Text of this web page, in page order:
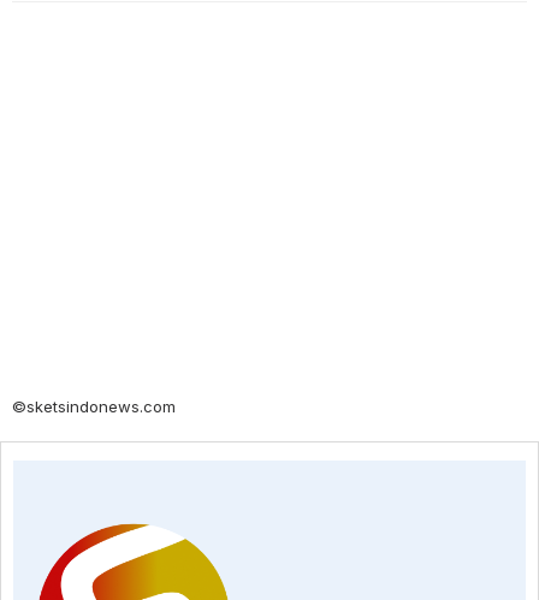
©sketsindonews.com